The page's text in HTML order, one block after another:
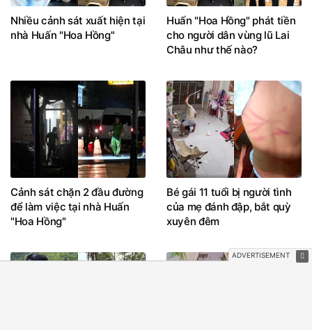
Nhiều cảnh sát xuất hiện tại
nhà Huấn "Hoa Hồng"
Huấn "Hoa Hồng" phát tiền
cho người dân vùng lũ Lai
Châu như thế nào?
Cảnh sát chặn 2 đầu đường
để làm việc tại nhà Huấn
"Hoa Hồng"
Bé gái 11 tuổi bị người tình
của mẹ đánh đập, bắt quỳ
xuyên đêm